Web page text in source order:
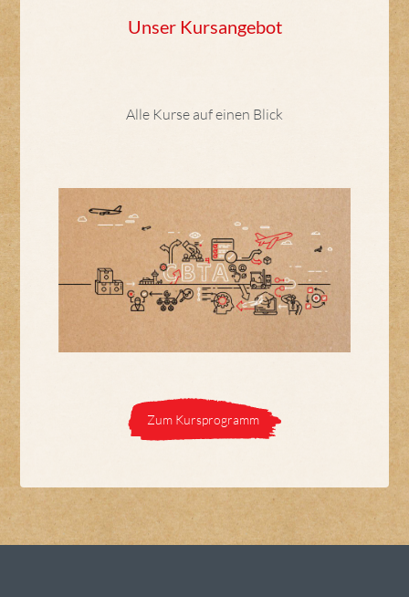
Unser Kursangebot
Alle Kurse auf einen Blick
Zum Kursprogramm